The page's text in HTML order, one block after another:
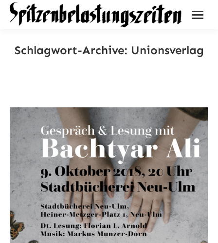
Schlagwort-Archive: Unionsverlag